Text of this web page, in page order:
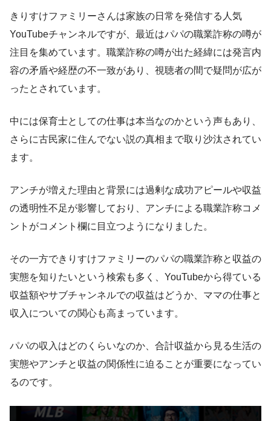
きりすけファミリーさんは家族の日常を発信する人気
YouTubeチャンネルですが、最近はパパの職業詐称の噂が
注目を集めています。職業詐称の噂が出た経緯には発言内
容の矛盾や経歴の不一致があり、視聴者の間で疑問が広が
ったとされています。
中には保育士としての仕事は本当なのかという声もあり、
さらに古民家に住んでない説の真相まで取り沙汰されてい
ます。
アンチが増えた理由と背景には過剰な成功アピールや収益
の透明性不足が影響しており、アンチによる職業詐称コメ
ントがコメント欄に目立つようになりました。
その一方できりすけファミリーのパパの職業詐称と収益の
実態を知りたいという検索も多く、YouTubeから得ている
収益額やサブチャンネルでの収益はどうか、ママの仕事と
収入についての関心も高まっています。
パパの収入はどのくらいなのか、合計収益から見る生活の
実態やアンチと収益の関係性に迫ることが重要になってい
るのです。